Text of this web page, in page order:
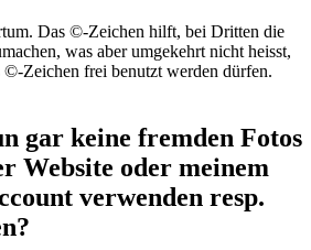
Das ©-Zeichen hilft, bei Dritten die
was aber umgekehrt nicht heisst,
©-Zeichen frei benutzt werden dürfen.
gar keine fremden Fotos
Website oder meinem
verwenden resp.